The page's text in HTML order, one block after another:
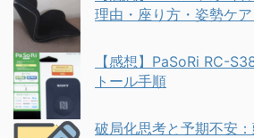
理由・座り方・姿勢ケ
【感想】PaSoRi RC-
トール手順
破局化思考と予期不安